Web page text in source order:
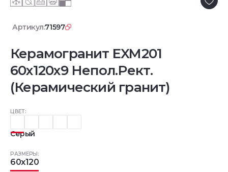
Артикул:71597
Керамогранит EXM201
60x120x9 Непол.Рект.
(Керамический гранит)
ЦВЕТ:
Серый
РАЗМЕРЫ:
60x120